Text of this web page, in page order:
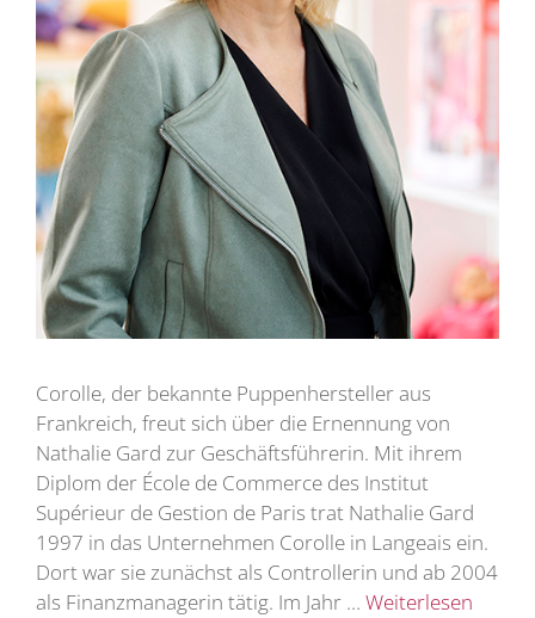
Corolle, der bekannte Puppenhersteller aus
Frankreich, freut sich über die Ernennung von
Nathalie Gard zur Geschäftsführerin. Mit ihrem
Diplom der École de Commerce des Institut
Supérieur de Gestion de Paris trat Nathalie Gard
1997 in das Unternehmen Corolle in Langeais ein.
Dort war sie zunächst als Controllerin und ab 2004
als Finanzmanagerin tätig. Im Jahr … Weiterlesen